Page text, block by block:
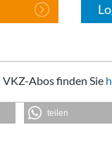
Abos finden Sie
teilen